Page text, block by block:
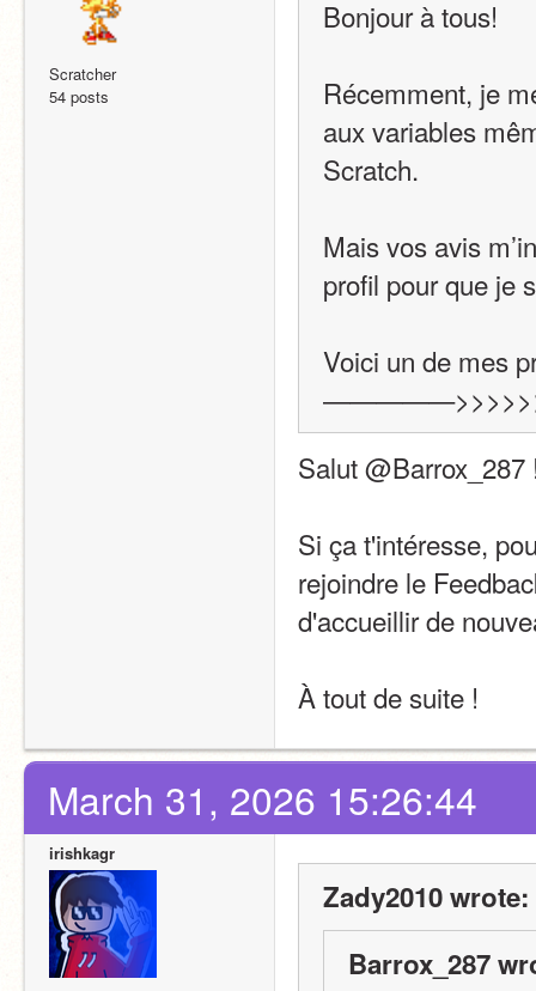
Scratcher
54 posts
Bonjour à tous!
Récemment, je
aux variables
Scratch.
Mais vos avis
profil pour que je
Voici un de mes
Salut @Barrox_287
Si ça t'intéresse,
rejoindre le
d'accueillir de
À tout de suite !
March 31, 2026 15:26:44
irishkagr
Zady2010 wrote:
Barrox_287